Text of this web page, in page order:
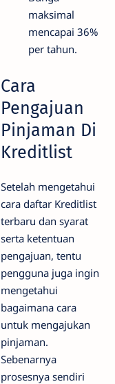
maksimal
mencapai 36%
per tahun.
Cara
Pengajuan
Pinjaman Di
Kreditlist
Setelah mengetahui
cara daftar Kreditlist
terbaru dan syarat
serta ketentuan
pengajuan, tentu
pengguna juga ingin
mengetahui
bagaimana cara
untuk mengajukan
pinjaman.
Sebenarnya
prosesnya sendiri